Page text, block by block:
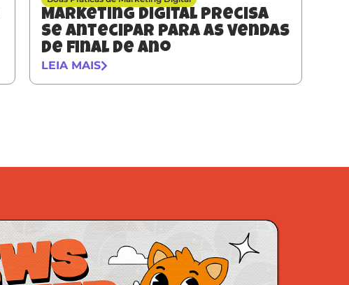
Marketing digital precisa
se antecipar para as vendas
de final de ano
LEIA MAIS